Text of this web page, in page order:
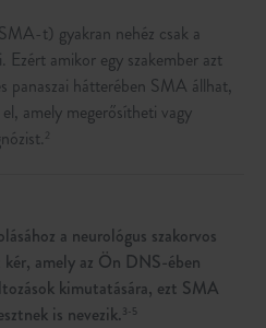
t) gyakran nehéz csak a
Ezért amikor egy szakember azt
panaszai hátterében SMA állhat,
amely megerősítheti vagy
2
a neurológus szakorvos
amely az Ön DNS-ében
kimutatására, ezt SMA
is nevezik.3-5